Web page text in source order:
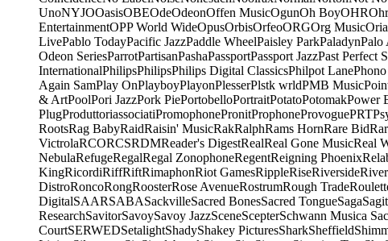
UnoNYJOOasisOBEOdeOdeonOffen MusicOgunOh BoyOHR
EntertainmentOPP World WideOpusOrbisOrfeoORGOrg Music
LivePablo TodayPacific JazzPaddle WheelPaisley ParkPaladynPalo
Odeon SeriesParrotPartisanPashaPassportPassport JazzPast Perfect
InternationalPhilipsPhilipsPhilips Digital ClassicsPhilpot Lane
Again SamPlay OnPlayboyPlayonPlesserPlstk wrldPMB Music
& ArtPoolPori JazzPork PiePortobelloPortraitPotatoPotomakPower
PlugProduttoriassociatiPromophonePronitProphoneProvoguePRT
RootsRag BabyRaidRaisin' MusicRakRalphRams HornRare Bid
VictrolaRCORCSRDMReader's DigestRealReal Gone MusicReal
NebulaRefugeRegalRegal ZonophoneRegentReigning Phoenix
KingRicordiRiffRiftRimaphonRiot GamesRippleRiseRiverside
DistroRoncoRongRoosterRose AvenueRostrumRough Trade
DigitalSAARSABASackvilleSacred BonesSacred TongueSaga
ResearchSavitorSavoySavoy JazzSceneScepterSchwann Musica
CourtSERWEDSetalightShadyShakey PicturesSharkSheffield